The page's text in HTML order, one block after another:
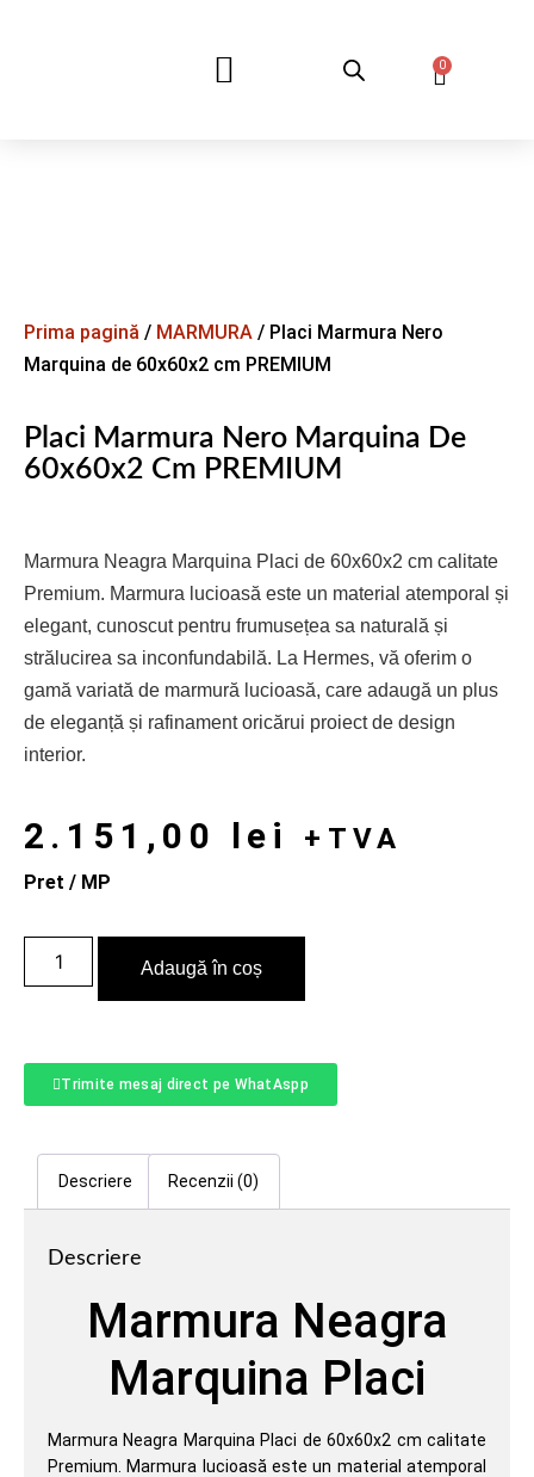
0
Prima pagină / MARMURA / Placi Marmura Nero
Marquina de 60x60x2 cm PREMIUM
Placi Marmura Nero Marquina De
60x60x2 Cm PREMIUM
Marmura Neagra Marquina Placi de 60x60x2 cm calitate
Premium. Marmura lucioasă este un material atemporal și
elegant, cunoscut pentru frumusețea sa naturală și
strălucirea sa inconfundabilă. La Hermes, vă oferim o
gamă variată de marmură lucioasă, care adaugă un plus
de eleganță și rafinament oricărui proiect de design
interior.
2.151,00 lei +TVA
Pret / MP
Adaugă în coș
Trimite mesaj direct pe WhatAspp
Descriere Recenzii (0)
Descriere
Marmura Neagra
Marquina Placi
Marmura Neagra Marquina Placi de 60x60x2 cm calitate
Premium. Marmura lucioasă este un material atemporal